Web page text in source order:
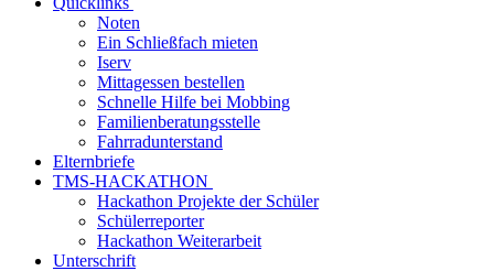
Noten
Ein Schließfach mieten
Iserv
Mittagessen bestellen
Schnelle Hilfe bei Mobbing
Familienberatungsstelle
Fahrradunterstand
Elternbriefe
TMS-HACKATHON
Hackathon Projekte der Schüler
Schülerreporter
Hackathon Weiterarbeit
Unterschrift